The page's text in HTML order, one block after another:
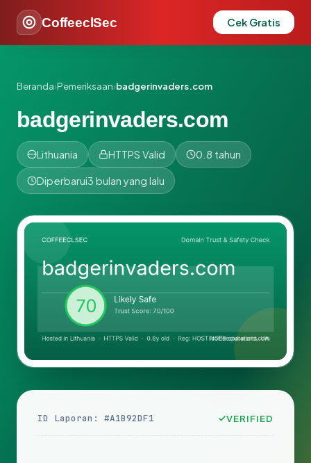
CoffeeclSec Cek Gratis
Beranda›Pemeriksaan›badgerinvaders.com
badgerinvaders.com
Lithuania HTTPS Valid 0.8 tahun
Diperbarui3 bulan yang lalu
ID Laporan: #A1B92DF1 VERIFIED